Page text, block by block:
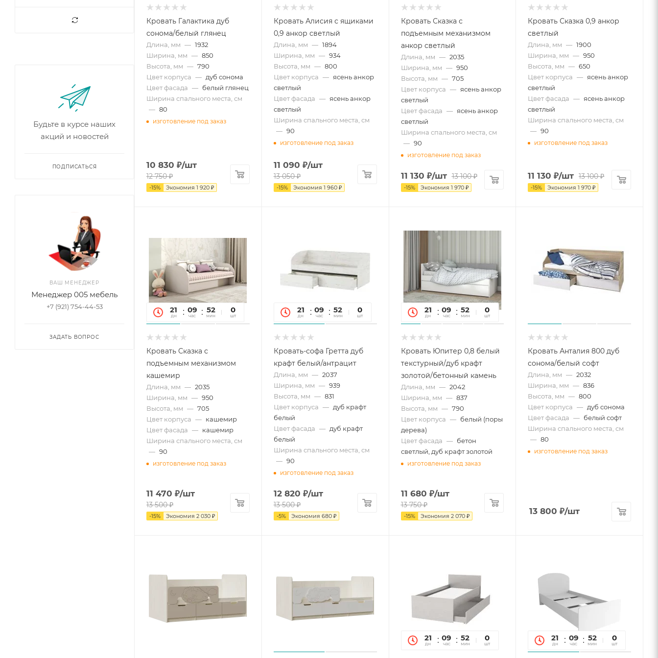
Кровать Галактика дуб
сонома/белый глянец
Длина, мм — 1932
Ширина, мм — 850
Высота, мм — 790
Цвет корпуса — дуб сонома
Цвет фасада — белый глянец
Ширина спального места, см
— 80
изготовление под заказ
10 830 ₽/шт
12 750₽
-15% Экономия 1 920 ₽
Кровать Алисия с ящиками
0,9 анкор светлый
Длина, мм — 1894
Ширина, мм — 934
Высота, мм — 800
Цвет корпуса — ясень анкор
светлый
Цвет фасада — ясень анкор
светлый
Ширина спального места, см
— 90
изготовление под заказ
11 090 ₽/шт
13 050₽
-15% Экономия 1 960₽
Кровать Сказка с
подъемным механизмом
анкор светлый
Длина, мм — 2035
Ширина, мм — 950
Высота, мм — 705
Цвет корпуса — ясень анкор
светлый
Цвет фасада — ясень анкор
светлый
Ширина спального места, см
— 90
изготовление под заказ
11 130 ₽/шт 13 100₽
-15% Экономия 1 970₽
Кровать Сказка 0,9 анкор
светлый
Длина, мм — 1900
Ширина, мм — 950
Высота, мм — 650
Цвет корпуса — ясень анкор
светлый
Цвет фасада — ясень анкор
светлый
Ширина спального места, см
— 90
изготовление под заказ
11 130 ₽/шт 13 100₽
-15% Экономия1 970 ₽
21
дн
09
час
52
мин
09
сек
0
шт
Кровать Сказка с
подъемным механизмом
кашемир
Длина, мм — 2035
Ширина, мм — 950
Высота, мм — 705
Цвет корпуса — кашемир
Цвет фасада — кашемир
Ширина спального места, см
— 90
изготовление под заказ
11 470 ₽/шт
13 500₽
-15% Экономия 2 030 ₽
21
дн
09
час
52
мин
09
сек
0
шт
Кровать-софа Гретта дуб
крафт белый/антрацит
Длина, мм — 2037
Ширина, мм — 939
Высота, мм — 831
Цвет корпуса — дуб крафт
белый
Цвет фасада — дуб крафт
белый
Ширина спального места, см
— 90
изготовление под заказ
12 820 ₽/шт
13 500₽
-5% Экономия 680₽
21
дн
09
час
52
мин
09
сек
0
шт
Кровать Юпитер 0,8 белый
текстурный/дуб крафт
золотой/бетонный камень
Длина, мм — 2042
Ширина, мм — 837
Высота, мм — 790
Цвет корпуса — белый (поры
дерева)
Цвет фасада — бетон
светлый, дуб крафт золотой
изготовление под заказ
11 680 ₽/шт
13 750₽
-15% Экономия 2 070₽
Кровать Анталия 800 дуб
сонома/белый софт
Длина, мм — 2032
Ширина, мм — 836
Высота, мм — 800
Цвет корпуса — дуб сонома
Цвет фасада — белый софт
Ширина спального места, см
— 80
изготовление под заказ
13 800 ₽/шт
21
дн
09
час
52
мин
09
сек
0
шт
21
дн
09
час
52
мин
09
сек
0
шт
Будьте в курсе наших
акций и новостей
ПОДПИСАТЬСЯ
ВАШ МЕНЕДЖЕР
Менеджер 005 мебель
+7 (921) 754-44-53
ЗАДАТЬ ВОПРОС